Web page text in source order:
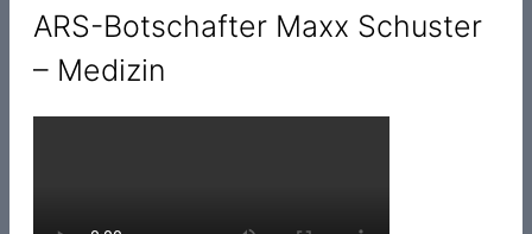
ARS-Botschafter Maxx Schuster
– Medizin